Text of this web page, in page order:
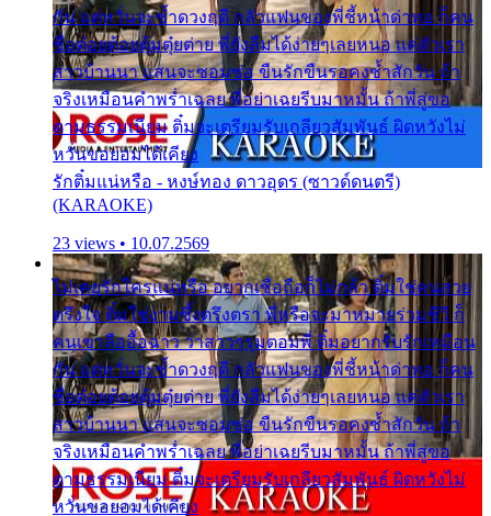
กัน แต่หวั่นจะช้ำดวงฤดี กลัวแฟนของพี่ชี้หน้าด่าทอ ก็คน
ชื่อต๋อยต้อยตุ้มตุ๋ยต่าย พี่ยังลืมได้ง่ายๆเลยหนอ แค่ตัวเรา
สาวบ้านนา แสนจะซอมซ่อ ขืนรักขืนรอคงช้ำสักวัน ถ้า
จริงเหมือนคำพร่ำเฉลย พี่อย่าเฉยรีบมาหมั้น ถ้าพี่สู่ขอ
ตามธรรมเนียม ติ๋มจะเตรียมรับเกลียวสัมพันธ์ ผิดหวังไม่
หวั่นขอยอมได้เคียง
รักติ๋มแน่หรือ - หงษ์ทอง ดาวอุดร (ซาวด์ดนตรี)
(KARAOKE)
23 views • 10.07.2569
ไม่เคยรักใครแน่หรือ อยากเชื่อถือก็ไม่กล้า ติ๋มใช่คนสวย
ตรึงใจ ติ๋มใช่งามซึ้งตรึงตรา พี่หรือจะมาหมายร่วมชีวี ก็
คนเขาลืออื้อฉาว ว่าสาวๆรุมตอมพี่ ติ๋มอยากรับรักเหมือน
กัน แต่หวั่นจะช้ำดวงฤดี กลัวแฟนของพี่ชี้หน้าด่าทอ ก็คน
ชื่อต๋อยต้อยตุ้มตุ๋ยต่าย พี่ยังลืมได้ง่ายๆเลยหนอ แค่ตัวเรา
สาวบ้านนา แสนจะซอมซ่อ ขืนรักขืนรอคงช้ำสักวัน ถ้า
จริงเหมือนคำพร่ำเฉลย พี่อย่าเฉยรีบมาหมั้น ถ้าพี่สู่ขอ
ตามธรรมเนียม ติ๋มจะเตรียมรับเกลียวสัมพันธ์ ผิดหวังไม่
หวั่นขอยอมได้เคียง